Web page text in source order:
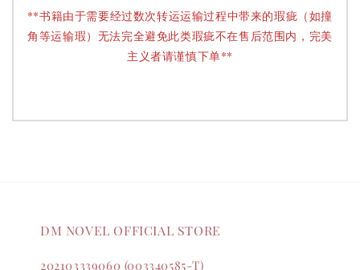
**书籍由于需要经过数次转运运输过程中带来的瑕疵（如撞
角等运输瑕）无法完全避免此类瑕疵不在售后范围内，完美
主义者请谨慎下单**
DM NOVEL OFFICIAL STORE
202103339060 (003340585-T)